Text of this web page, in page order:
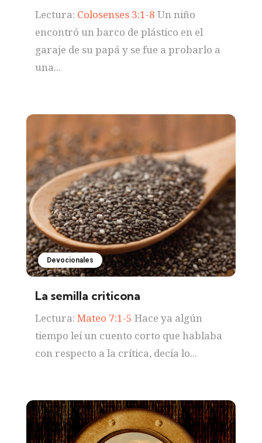
Lectura: Colosenses 3:1-8 Un niño
encontró un barco de plástico en el
garaje de su papá y se fue a probarlo a
una...
Devocionales
La semilla criticona
Lectura: Mateo 7:1-5 Hace ya algún
tiempo leí un cuento corto que hablaba
con respecto a la crítica, decía lo...